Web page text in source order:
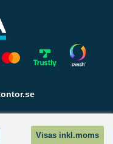
Visas inkl.moms